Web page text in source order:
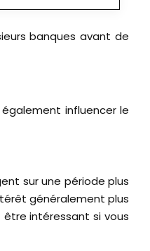
banques avant de
influencer le
sur une période plus
généralement plus
intéressant si vous